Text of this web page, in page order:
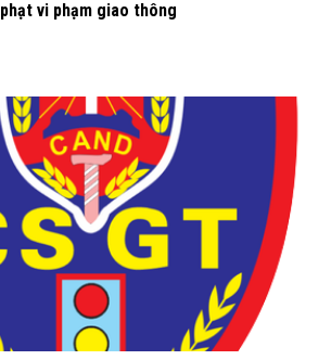
phạt vi phạm giao thông